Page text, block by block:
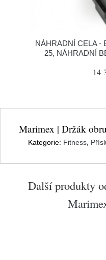
NÁHRADNÍ CELA -
25, NÁHRADNÍ
14
Marimex | Držák
Kategorie: Fitness,
Další produkty